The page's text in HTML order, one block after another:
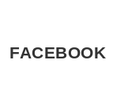
FACEBOOK